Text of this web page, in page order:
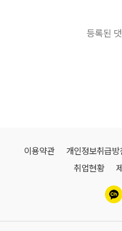
등록된
이용약관 개인정보취급방
취업현황